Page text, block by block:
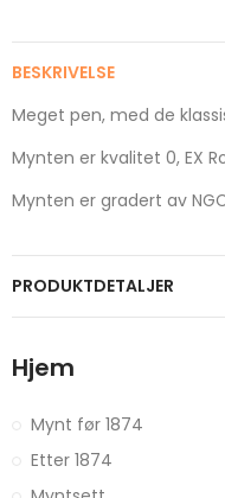
BESKRIVELSE
Meget pen, med de
Mynten er kvalitet 0, EX
Mynten er gradert av
PRODUKTDETALJER
Hjem
Mynt før 1874
Etter 1874